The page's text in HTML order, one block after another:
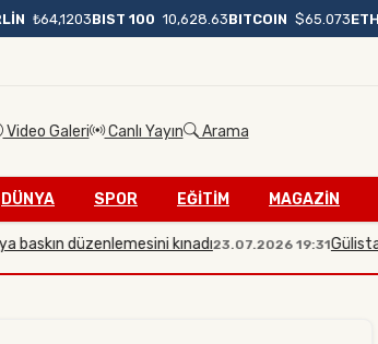
₺64,1203BIST 100 10,628.63BITCOIN $65.073
Video Galeri Canlı Yayın Arama
DÜNYA SPOR EĞİTİM MAGAZİN
düzenlemesini kınadı23.07.2026 19:31Gülistan